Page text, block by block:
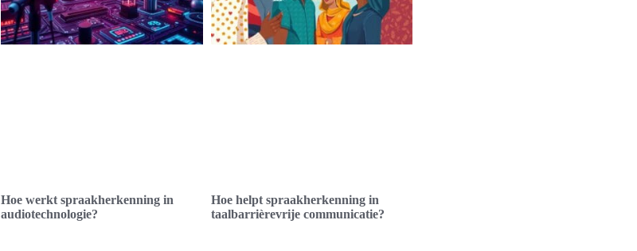
Hoe werkt spraakherkenning in
audiotechnologie?
Hoe helpt spraakherkenning in
taalbarrièrevrije communicatie?